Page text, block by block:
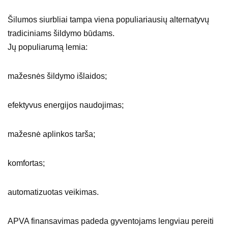
Šilumos siurbliai tampa viena populiariausių alternatyvų
tradiciniams šildymo būdams.
Jų populiarumą lemia:
mažesnės šildymo išlaidos;
efektyvus energijos naudojimas;
mažesnė aplinkos tarša;
komfortas;
automatizuotas veikimas.
APVA finansavimas padeda gyventojams lengviau pereiti